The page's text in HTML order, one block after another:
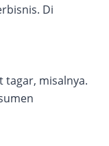
Di
tagar, misalnya.